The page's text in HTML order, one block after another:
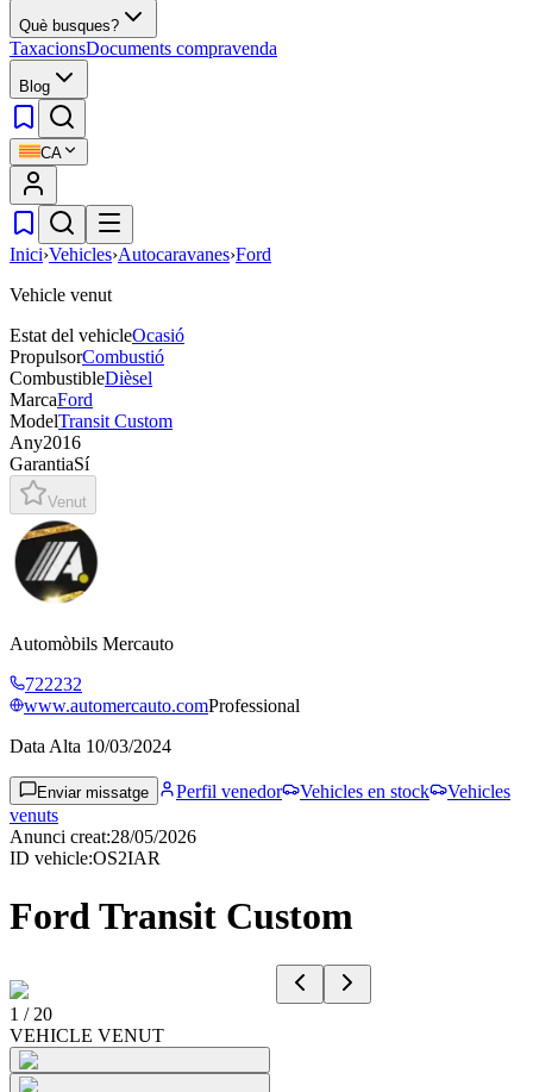
Què busques?
TaxacionsDocuments compravenda
Blog
CA
Inici›Vehicles›Autocaravanes›Ford
Vehicle venut
Estat del vehicleOcasió
PropulsorCombustió
CombustibleDièsel
MarcaFord
ModelTransit Custom
Any2016
GarantiaSí
Venut
Automòbils Mercauto
722232
www.automercauto.comProfessional
Data Alta 10/03/2024
Enviar missatge Perfil venedor Vehicles en stock
Vehicles
venuts
Anunci creat:28/05/2026
ID vehicle:OS2IAR
Ford Transit Custom
1 / 20
VEHICLE VENUT